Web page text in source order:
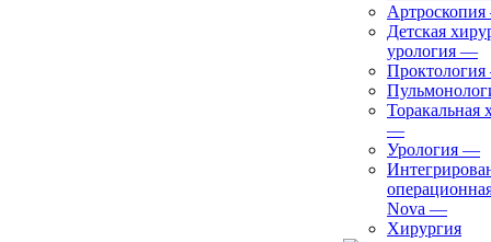
Артроскопия
Детская
урология —
Проктология
Торакальная
—
Урология —
Nova —
Хирургия